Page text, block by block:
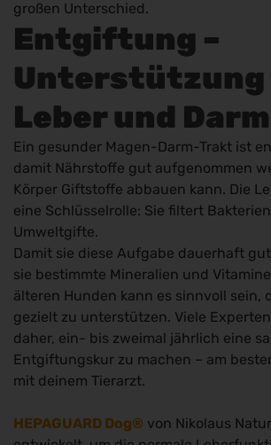
großen Unterschied.
Entgiftung –
Leber und Darm
Ein gesunder Magen-Darm-Trakt ist
damit Nährstoffe gut aufgenommen
Körper Giftstoffe abbauen kann. Die
eine Schlüsselrolle: Sie filtert
Umweltgifte.
Damit sie diese Aufgabe dauerhaft
sie bestimmte Mineralien und
älteren Hunden kann es sinnvoll sein,
gezielt zu unterstützen. Viele
daher, ein- bis zweimal jährlich eine
Entgiftungskur zu machen – am
mit deinem Tierarzt.
HEPAGUARD Dog® von Nikolaus